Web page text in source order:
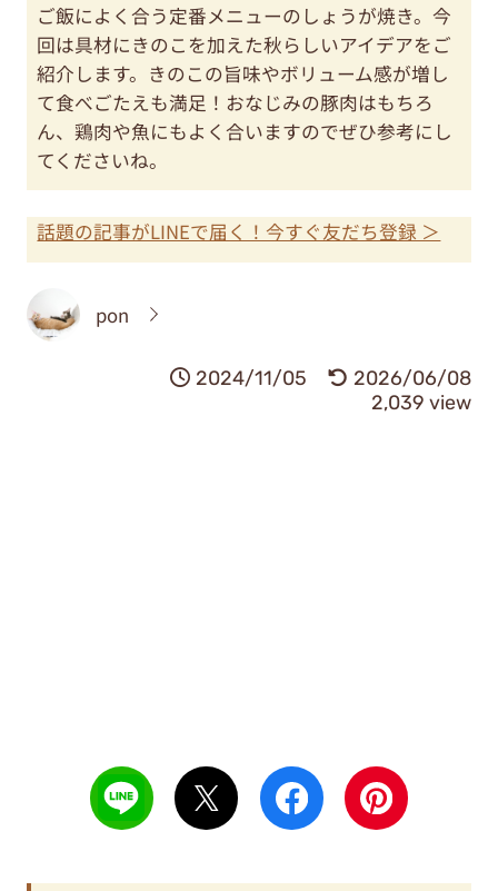
ご飯によく合う定番メニューのしょうが焼き。今
回は具材にきのこを加えた秋らしいアイデアをご
紹介します。きのこの旨味やボリューム感が増し
て食べごたえも満足！おなじみの豚肉はもちろ
ん、鶏肉や魚にもよく合いますのでぜひ参考にし
てくださいね。
話題の記事がLINEで届く！今すぐ友だち登録 ＞
pon
2024/11/05
2026/06/08
2,039 view